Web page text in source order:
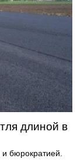
длиной в
бюрократией.